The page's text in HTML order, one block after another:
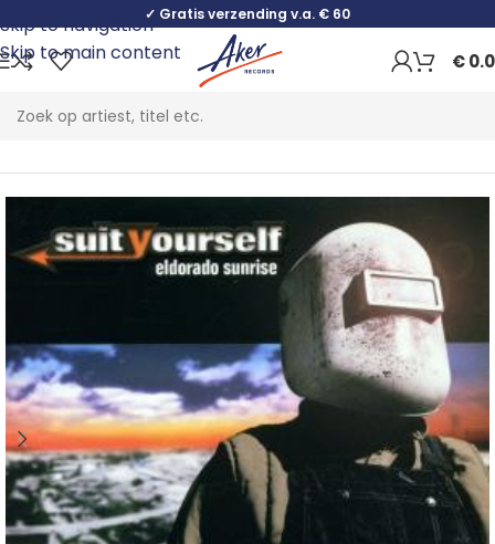
Skip to navigation
Skip to main content
✓ Gratis verzending v.a. € 60
€
Home Rock